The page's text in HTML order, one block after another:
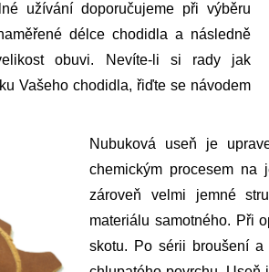
užívání doporučujeme při výběru
délce chodidla a následně
obuvi. Nevíte-li si rady jak
Vašeho chodidla, řiďte se návodem
Nubuková useň je
chemickým procesem na
zároveň velmi jemné
materiálu samotného. Při
skotu. Po sérii broušení